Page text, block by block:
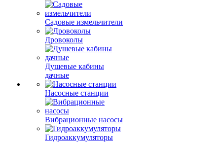
Садовые измельчители
Дровоколы
Душевые кабины
дачные
Насосные станции
Вибрационные насосы
Гидроаккумуляторы